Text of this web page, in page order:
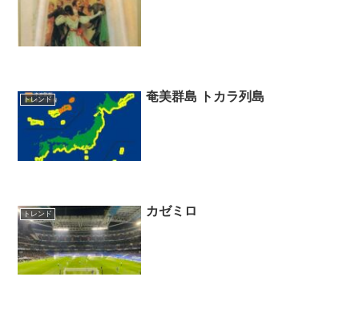
トレンド 奄美群島 トカラ列島
トレンド カゼミロ